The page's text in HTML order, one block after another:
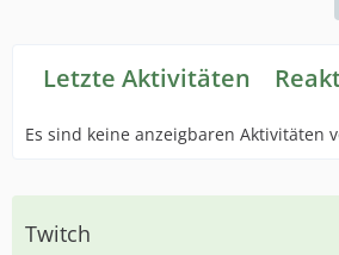
Letzte Aktivitäten
Es sind keine anzeigbaren Aktivitäten
Twitch